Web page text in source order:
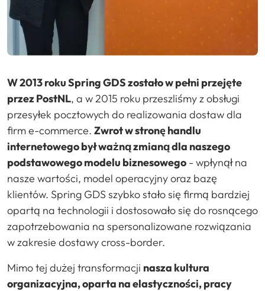
W 2013 roku Spring GDS zostało w pełni przejęte
przez PostNL, a w 2015 roku przeszliśmy z obsługi
przesyłek pocztowych do realizowania dostaw dla
firm e-commerce. Zwrot w stronę handlu
internetowego był ważną zmianą dla naszego
podstawowego modelu biznesowego - wpłynął na
nasze wartości, model operacyjny oraz bazę
klientów. Spring GDS szybko stało się firmą bardziej
opartą na technologii i dostosowało się do rosnącego
zapotrzebowania na spersonalizowane rozwiązania
w zakresie dostawy cross-border.
Mimo tej dużej transformacji nasza kultura
organizacyjna, oparta na elastyczności, pracy